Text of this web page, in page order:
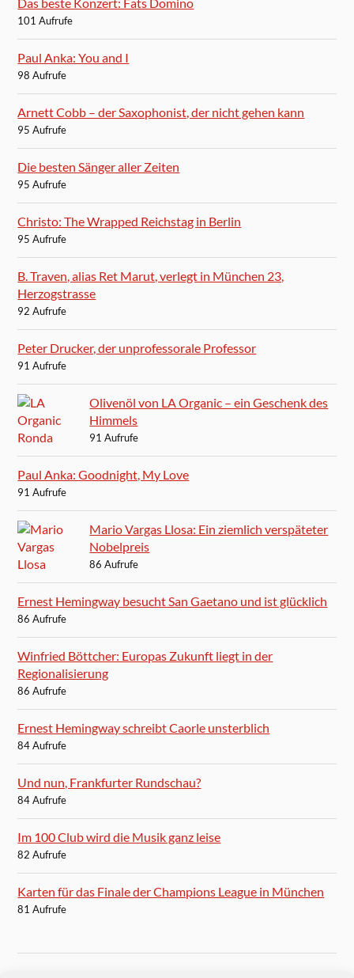
101 Aufrufe
Paul Anka: You and I
98 Aufrufe
Arnett Cobb – der Saxophonist, der nicht gehen kann
95 Aufrufe
Die besten Sänger aller Zeiten
95 Aufrufe
Christo: The Wrapped Reichstag in Berlin
95 Aufrufe
B. Traven, alias Ret Marut, verlegt in München 23,
Herzogstrasse
92 Aufrufe
Peter Drucker, der unprofessorale Professor
91 Aufrufe
Olivenöl von LA Organic – ein Geschenk des
Himmels
91 Aufrufe
Paul Anka: Goodnight, My Love
91 Aufrufe
Mario Vargas Llosa: Ein ziemlich verspäteter
Nobelpreis
86 Aufrufe
Ernest Hemingway besucht San Gaetano und ist glücklich
86 Aufrufe
Winfried Böttcher: Europas Zukunft liegt in der
Regionalisierung
86 Aufrufe
Ernest Hemingway schreibt Caorle unsterblich
84 Aufrufe
Und nun, Frankfurter Rundschau?
84 Aufrufe
Im 100 Club wird die Musik ganz leise
82 Aufrufe
Karten für das Finale der Champions League in München
81 Aufrufe